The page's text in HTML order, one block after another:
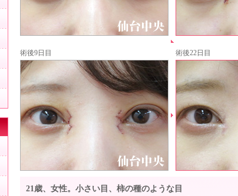
幼く見える顔の整形
魅力的な目元整形
目と眉を近づける
くぼみ目治療
プチ整形
目の下ヒアルロン酸
目の周りのシワ
術後9日目 術後22日目
21歳、女性。小さい目、柿の種のような目